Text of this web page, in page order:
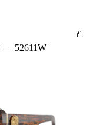
— 52611W